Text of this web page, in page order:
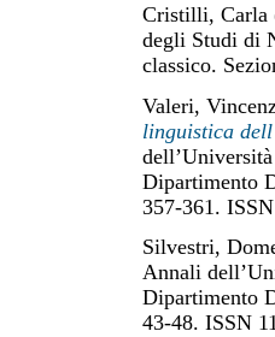
Cristilli, Carla
degli Studi di
classico.
Valeri,
linguistica
Dipartimento
357-361.
Silvestri,
Annali
Dipartimento
43-48. ISSN